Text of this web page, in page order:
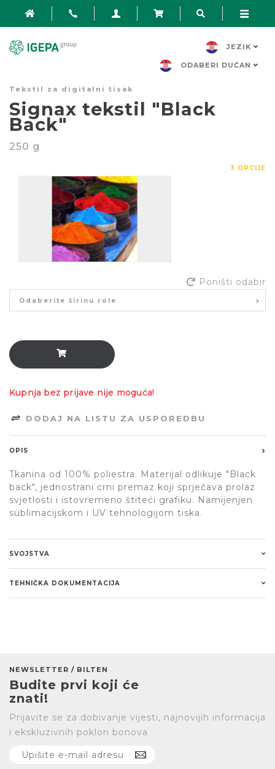
JEZIK
ODABERI DUĆAN
Tekstil za digitalni tisak
Signax tekstil "Black
Back"
250 g
3 OPCIJE
Poništi odabir
Odaberite širinu role
Kupnja bez prijave nije moguća!
DODAJ NA LISTU ZA USPOREDBU
OPIS
Tkanina od 100% poliestra. Materijal odlikuje "Black
back", jednostrani crni premaz koji sprječava prolaz
svjetlosti i istovremeno štiteći grafiku. Namijenjen
sublimacijskom i UV tehnologijom tiska.
SVOJSTVA
TEHNIČKA DOKUMENTACIJA
NEWSLETTER / BILTEN
Budite prvi koji će
znati!
Prijavite se za dobivanje vijesti, najnovijih informacija
i ekskluzivnih poklon bonova